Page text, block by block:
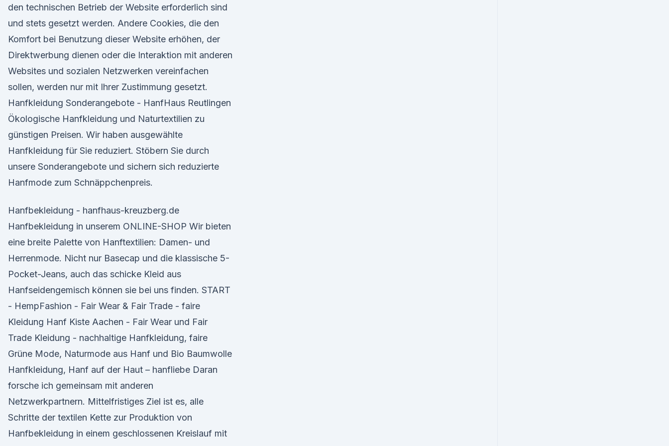
den technischen Betrieb der Website erforderlich sind
und stets gesetzt werden. Andere Cookies, die den
Komfort bei Benutzung dieser Website erhöhen, der
Direktwerbung dienen oder die Interaktion mit anderen
Websites und sozialen Netzwerken vereinfachen
sollen, werden nur mit Ihrer Zustimmung gesetzt.
Hanfkleidung Sonderangebote - HanfHaus Reutlingen
Ökologische Hanfkleidung und Naturtextilien zu
günstigen Preisen. Wir haben ausgewählte
Hanfkleidung für Sie reduziert. Stöbern Sie durch
unsere Sonderangebote und sichern sich reduzierte
Hanfmode zum Schnäppchenpreis.
Hanfbekleidung - hanfhaus-kreuzberg.de
Hanfbekleidung in unserem ONLINE-SHOP Wir bieten
eine breite Palette von Hanftextilien: Damen- und
Herrenmode. Nicht nur Basecap und die klassische 5-
Pocket-Jeans, auch das schicke Kleid aus
Hanfseidengemisch können sie bei uns finden. START
- HempFashion - Fair Wear & Fair Trade - faire
Kleidung Hanf Kiste Aachen - Fair Wear und Fair
Trade Kleidung - nachhaltige Hanfkleidung, faire
Grüne Mode, Naturmode aus Hanf und Bio Baumwolle
Hanfkleidung, Hanf auf der Haut – hanfliebe Daran
forsche ich gemeinsam mit anderen
Netzwerkpartnern. Mittelfristiges Ziel ist es, alle
Schritte der textilen Kette zur Produktion von
Hanfbekleidung in einem geschlossenen Kreislauf mit